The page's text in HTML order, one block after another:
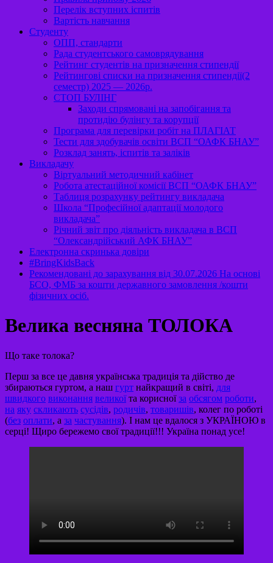
Перелік вступних іспитів
Вартість навчання
Студенту
ОПП, стандарти
Рада студентського самоврядування
Рейтинг студентів на призначення стипендії
Рейтингові списки на призначення стипендії(2
семестр) 2025 — 2026р.
СТОП БУЛІНГ
Заходи спрямовані на запобігання та
протидію булінгу та корупції
Програма для перевірки робіт на ПЛАГІАТ
Тести для здобувачів освіти ВСП “ОАФК БНАУ”
Розклад занять, іспитів та заліків
Викладачу
Віртуальний методичний кабінет
Робота атестаційної комісії ВСП “ОАФК БНАУ”
Таблиця розрахунку рейтингу викладача
Школа “Професійної адаптації молодого
викладача”
Річний звіт про діяльність викладача в ВСП
“Олександрійський АФК БНАУ”
Електронна скринька довіри
#BringKidsBack
Рекомендовані до зарахування від 30.07.2026 На основі
БСО, ФМБ за кошти державного замовлення /кошти
фізичних осіб.
Велика весняна ТОЛОКА
Що таке толока?
Перш за все це давня українська традиція та дійство де
збираються гуртом, а наш гурт найкращий в світі, для
швидкого виконання великоїта корисноїза обсягом роботи,
на яку скликають сусідів, родичів, товаришів, колег по роботі
(без оплати, а за частування). І нам це вдалося з УКРАЇНОЮ в
серці! Щиро бережемо свої традиції!!! Україна понад усе!